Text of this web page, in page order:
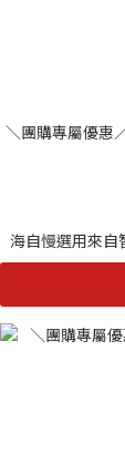
＼團購專屬優惠
海自慢選用來自
質、Omega-3
素，魚油中的
智利南海為鮭魚
魚隻體內儲存更